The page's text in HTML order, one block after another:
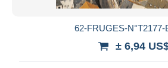
62-FRUGES-N°T2177-
± 6,94